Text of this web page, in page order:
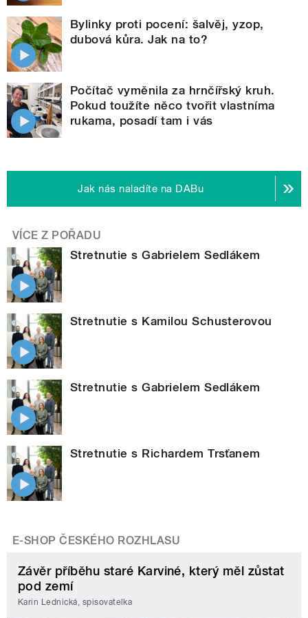
Bylinky proti pocení: šalvěj, yzop,
dubová kůra. Jak na to?
Počítač vyměnila za hrnčířský kruh.
Pokud toužíte něco tvořit vlastníma
rukama, posadí tam i vás
Jak nás naladíte na DABu
VÍCE Z POŘADU
Stretnutie s Gabrielem Sedlákem
Stretnutie s Kamilou Schusterovou
Stretnutie s Gabrielem Sedlákem
Stretnutie s Richardem Trsťanem
E-SHOP ČESKÉHO ROZHLASU
Závěr příběhu staré Karviné, který měl zůstat
pod zemí
Karin Lednická, spisovatelka